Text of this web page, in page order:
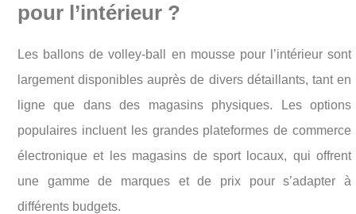
pour l’intérieur ?
Les ballons de volley-ball en mousse pour l’intérieur sont
largement disponibles auprès de divers détaillants, tant en
ligne que dans des magasins physiques. Les options
populaires incluent les grandes plateformes de commerce
électronique et les magasins de sport locaux, qui offrent
une gamme de marques et de prix pour s’adapter à
différents budgets.